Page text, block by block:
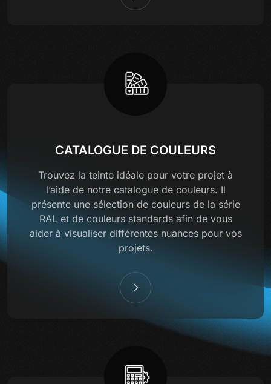
CATALOGUE DE COULEURS
Trouvez la teinte idéale pour votre projet à
l’aide de notre catalogue de couleurs. Il
présente une sélection de couleurs de la série
RAL et de couleurs standards afin de vous
aider à visualiser différentes nuances pour vos
projets.